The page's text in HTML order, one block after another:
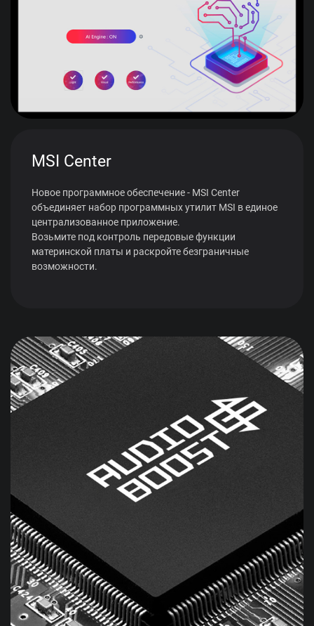
MSI Center
Новое программное обеспечение - MSI Center
объединяет набор программных утилит MSI в единое
централизованное приложение.
Возьмите под контроль передовые функции
материнской платы и раскройте безграничные
возможности.